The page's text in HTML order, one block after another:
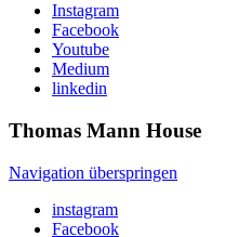
Instagram
Facebook
Youtube
Medium
linkedin
Thomas Mann House
Navigation überspringen
instagram
Facebook